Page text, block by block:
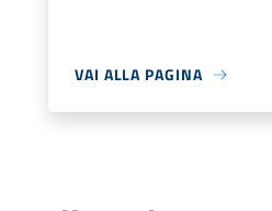
VAI ALLA PAGINA